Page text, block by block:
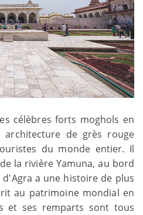
célèbres forts moghols en
architecture de grès rouge
du monde entier. Il
la rivière Yamuna, au bord
a une histoire de plus
au patrimoine mondial en
et ses remparts sont tous